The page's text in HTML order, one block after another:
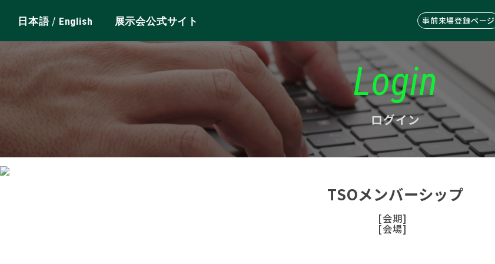
日本語/ English 展示会公式サイト 事前来場登録ページ
Login
ログイン
TSOメンバーシップ
[会期]
[会場]